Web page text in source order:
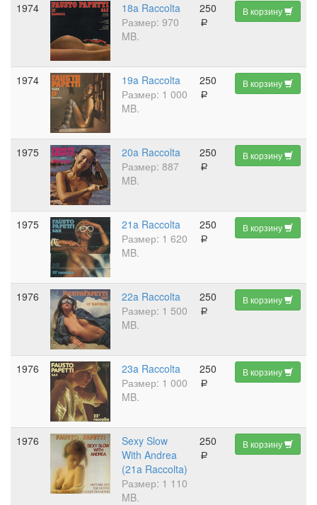
1974
18a Raccolta
Размер: 970
MB.
250
a
В корзину
1974
19a Raccolta
Размер: 1 000
MB.
250
a
В корзину
1975
20a Raccolta
Размер: 887
MB.
250
a
В корзину
1975
21a Raccolta
Размер: 1 620
MB.
250
a
В корзину
1976
22a Raccolta
Размер: 1 500
MB.
250
a
В корзину
1976
23a Raccolta
Размер: 1 000
MB.
250
a
В корзину
1976
Sexy Slow
With Andrea
(21a Raccolta)
Размер: 1 110
MB.
250
a
В корзину